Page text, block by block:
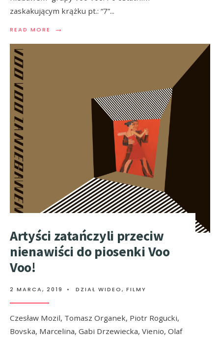
zaskakującym krążku pt.: “7”...
READ MORE →
Artyści zatańczyli przeciw
nienawiści do piosenki Voo
Voo!
2 MARCA, 2019 • DZIAŁ WIDEO, FILMY
Czesław Mozil, Tomasz Organek, Piotr Rogucki,
Bovska, Marcelina, Gabi Drzewiecka, Vienio, Olaf